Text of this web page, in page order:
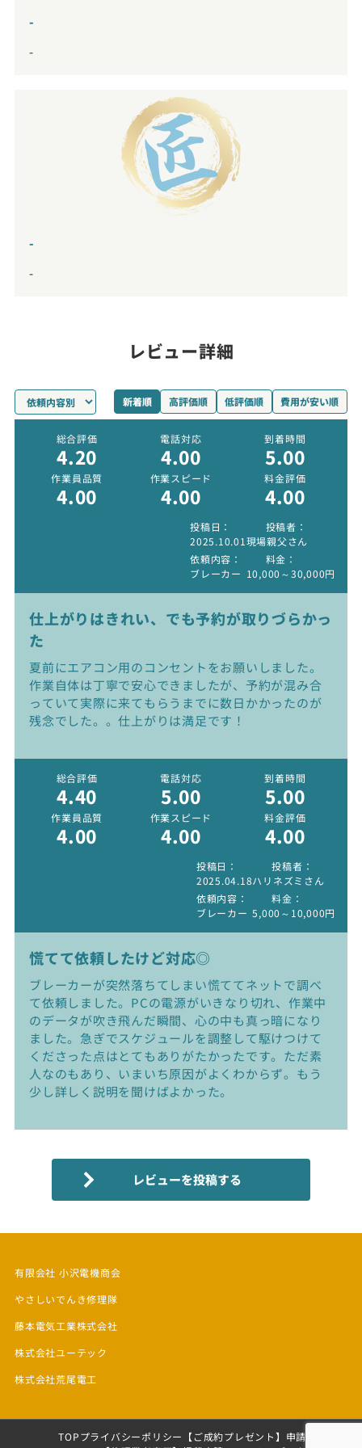
-
-
-
-
レビュー詳細
新着順 高評価順 低評価順 費用が安い順
総合評価
4.20
電話対応
4.00
到着時間
5.00
作業員品質
4.00
作業スピード
4.00
料金評価
4.00
投稿日
2025.10.01
投稿者
現場親父さん
依頼内容
ブレーカー
料金
10,000～30,000円
仕上がりはきれい、でも予約が取りづらかっ
た
夏前にエアコン用のコンセントをお願いしました。
作業自体は丁寧で安心できましたが、予約が混み合
っていて実際に来てもらうまでに数日かかったのが
残念でした。。仕上がりは満足です！
総合評価
4.40
電話対応
5.00
到着時間
5.00
作業員品質
4.00
作業スピード
4.00
料金評価
4.00
投稿日
2025.04.18
投稿者
ハリネズミさん
依頼内容
ブレーカー
料金
5,000～10,000円
慌てて依頼したけど対応◎
ブレーカーが突然落ちてしまい慌ててネットで調べ
て依頼しました。PCの電源がいきなり切れ、作業中
のデータが吹き飛んだ瞬間、心の中も真っ暗になり
ました。急ぎでスケジュールを調整して駆けつけて
くださった点はとてもありがたかったです。ただ素
人なのもあり、いまいち原因がよくわからず。もう
少し詳しく説明を聞けばよかった。
有限会社 小沢電機商会
やさしいでんき修理隊
藤本電気工業株式会社
株式会社ユーテック
株式会社荒尾電工
TOPプライバシーポリシー 【ご成約プレゼント】申請フォーム